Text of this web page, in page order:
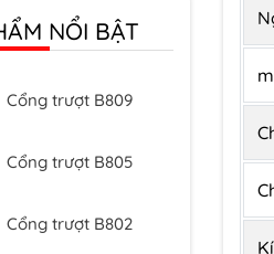
NỔI BẬT
Barrier form D